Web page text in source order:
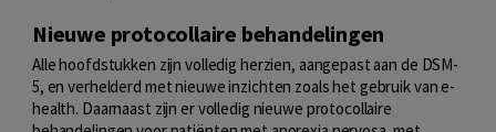
Nieuwe protocollaire behandelingen
Alle hoofdstukken zijn volledig herzien, aangepast aan de DSM-
5, en verhelderd met nieuwe inzichten zoals het gebruik van e-
health. Daarnaast zijn er volledig nieuwe protocollaire